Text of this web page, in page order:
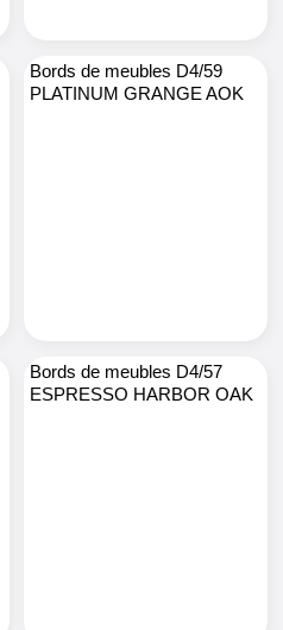
Bords de meubles D4/59
PLATINUM GRANGE AOK
Bords de meubles D4/57
ESPRESSO HARBOR OAK